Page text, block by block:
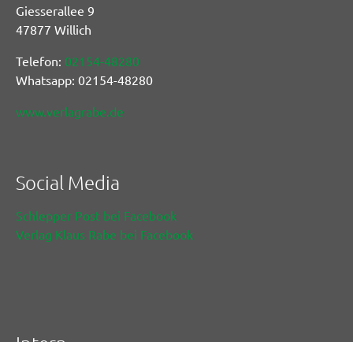
Giesserallee 9
47877 Willich
Telefon: 02154-48280
Whatsapp: 02154-48280
www.verlagrabe.de
Social Media
Schlepper Post bei Facebook
Verlag Klaus Rabe bei Facebook